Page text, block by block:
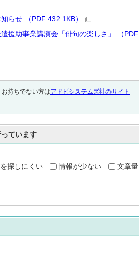
らせ （PDF 432.1KB）
援助事業講演会「俳句の楽しさ」 （PDF
持ちでない方はアドビシステムズ社のサイト
ています
探しにくい 情報が少ない
文章量